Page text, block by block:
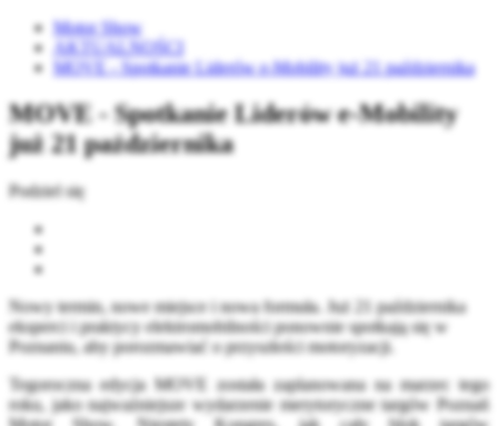
Motor Show
AKTUALNOŚCI
MOVE - Spotkanie Liderów e-Mobility już 21 października
MOVE - Spotkanie Liderów e-Mobility
już 21 października
Podziel się
Nowy termin, nowe miejsce i nowa formuła. Już 21 października
eksperci i praktycy elektromobilności ponownie spotkają się w
Poznaniu, aby porozmawiać o przyszłości motoryzacji.
Tegoroczna edycja MOVE została zaplanowana na marzec tego
roku, jako najważniejsze wydarzenie merytoryczne targów Poznań